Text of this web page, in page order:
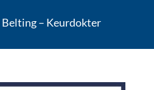
Belting – Keurdokter